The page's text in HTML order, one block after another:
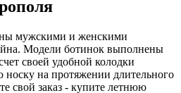
мужскими и женскими
Модели ботинок выполнены
своей удобной колодки
на протяжении длительного
свой заказ - купите летнюю